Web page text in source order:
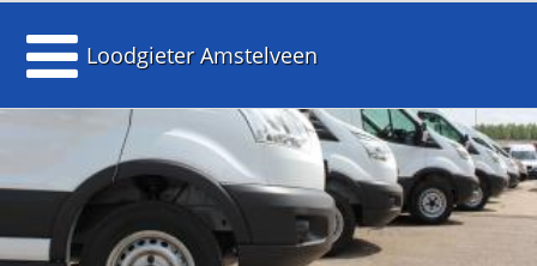
Loodgieter Amstelveen